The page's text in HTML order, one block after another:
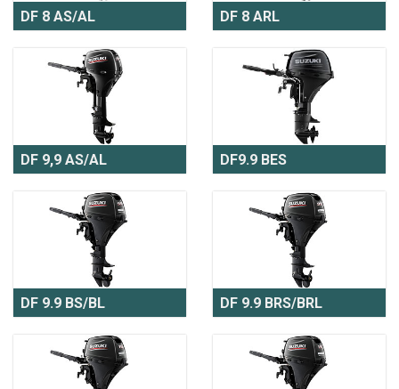
DF 8 AS/AL DF 8 ARL
DF 9,9 AS/AL DF9.9 BES
DF 9.9 BS/BL DF 9.9 BRS/BRL